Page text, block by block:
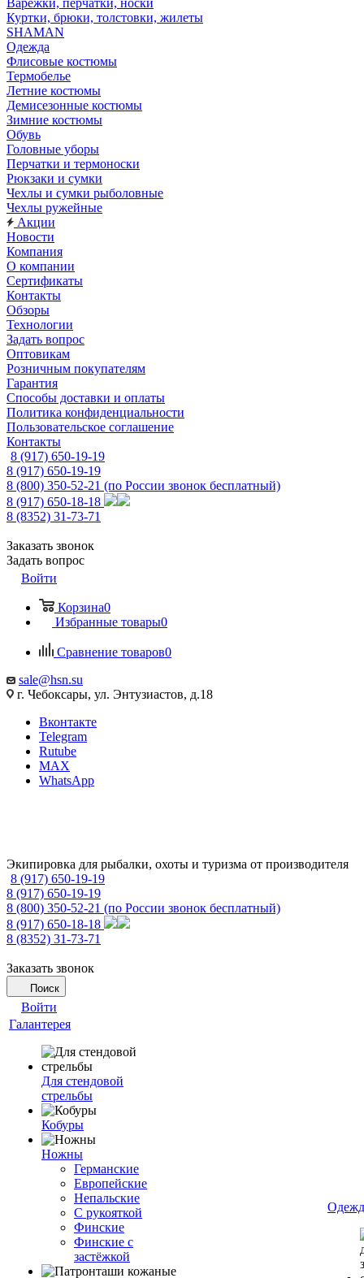
Варежки, перчатки, носки
Куртки, брюки, толстовки, жилеты
SHAMAN
Одежда
Флисовые костюмы
Термобелье
Летние костюмы
Демисезонные костюмы
Зимние костюмы
Обувь
Головные уборы
Перчатки и термоноски
Рюкзаки и сумки
Чехлы и сумки рыболовные
Чехлы ружейные
Акции
Новости
Компания
О компании
Сертификаты
Контакты
Обзоры
Технологии
Задать вопрос
Оптовикам
Розничным покупателям
Гарантия
Способы доставки и оплаты
Политика конфиденциальности
Пользовательское соглашение
Контакты
8 (917) 650-19-19
8 (917) 650-19-19
8 (800) 350-52-21 (по России звонок бесплатный)
8 (917) 650-18-18
8 (8352) 31-73-71
Заказать звонок
Задать вопрос
Войти
Корзина0
Избранные товары0
Сравнение товаров0
sale@hsn.su
г. Чебоксары, ул. Энтузиастов, д.18
Вконтакте
Telegram
Rutube
MAX
WhatsApp
Экипировка для рыбалки, охоты и туризма от производителя
8 (917) 650-19-19
8 (917) 650-19-19
8 (800) 350-52-21 (по России звонок бесплатный)
8 (917) 650-18-18
8 (8352) 31-73-71
Заказать звонок
Поиск
Войти
Галантерея
Для стендовой
стрельбы
Кобуры
Ножны
Германские
Европейские
Непальские
С рукояткой
Финские
Финские с
застёжкой